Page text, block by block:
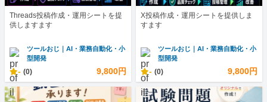
Threads投稿作成・運用シートを提
供しますます
ツールおじ｜AI・業務自動化・小
型開発
- (0) 9,800円
X投稿作成・運用シートを提供しま
すます
ツールおじ｜AI・業務自動化・小
型開発
- (0) 9,800円